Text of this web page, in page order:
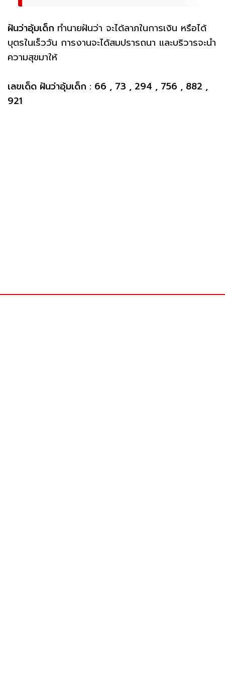
ฝันว่าอุ้มเด็ก ทำนายฝันว่า จะได้ลาภในการเงิน หรือได้
บุตรในเร็ววัน การงานจะได้สมปรารถนา และบริวารจะนำ
ความสุขมาให้
เลขเด็ด ฝันว่าอุ้มเด็ก : 66 , 73 , 294 , 756 , 882 ,
921